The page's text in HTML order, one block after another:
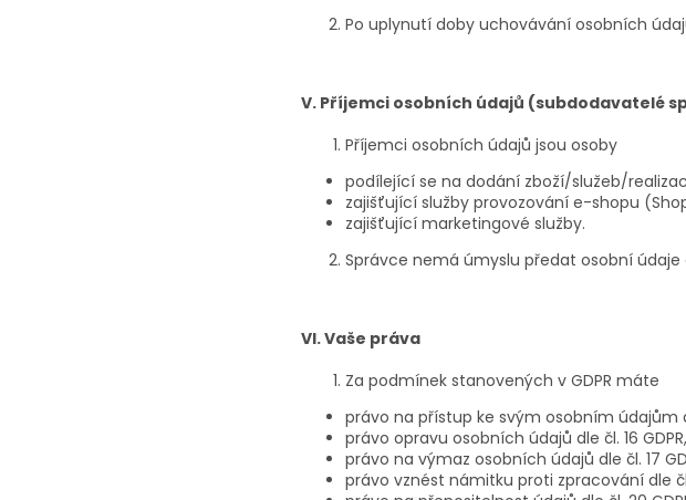
Po uplynutí doby uchovávání osobních
V. Příjemci osobních údajů (subdodavatelé
Příjemci osobních údajů jsou osoby
podílející se na dodání zboží/služeb/
zajišťující služby provozování e-shopu
zajišťující marketingové služby.
Správce nemá úmyslu předat osobní
VI. Vaše práva
Za podmínek stanovených v GDPR máte
právo na přístup ke svým osobním údajům
právo opravu osobních údajů dle čl. 16
právo na výmaz osobních údajů dle čl. 17
právo vznést námitku proti zpracování dle čl.